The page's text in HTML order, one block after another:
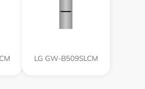
LG GW-B509SLCM